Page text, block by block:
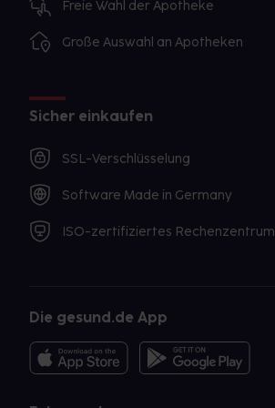
Freie Wahl der Apotheke
Große Auswahl an Apotheken
Sicher einkaufen
SSL-Verschlüsselung
Software Made in Germany
ISO-zertifiziertes Rechenzentrum
Die gesund.de App